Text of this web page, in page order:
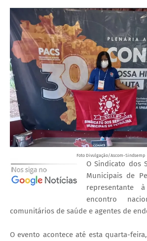
Foto Divulgação/Ascom-Sindsemp
O Sindicato dos
Municipais de
representante
encontro
comunitários de saúde e agentes de
O evento acontece até esta quarta-